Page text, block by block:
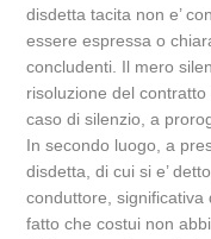
disdetta tacita non e’
essere espressa o
concludenti. Il mero
risoluzione del
caso di silenzio, a
In secondo luogo, a
disdetta, di cui si e’
conduttore,
fatto che costui non